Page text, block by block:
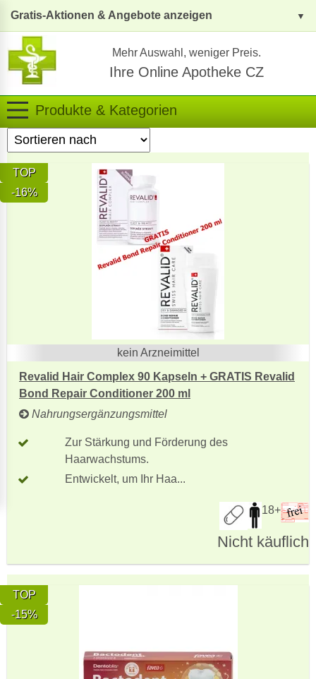
Gratis-Aktionen & Angebote anzeigen
Mehr Auswahl, weniger Preis.
Ihre Online Apotheke CZ
Produkte & Kategorien
TOP
-16%
kein Arzneimittel
Revalid Hair Complex 90 Kapseln + GRATIS Revalid
Bond Repair Conditioner 200 ml
Nahrungsergänzungsmittel
Zur Stärkung und Förderung des
Haarwachstums.
Entwickelt, um Ihr Haa...
18+
Nicht käuflich
TOP
-15%